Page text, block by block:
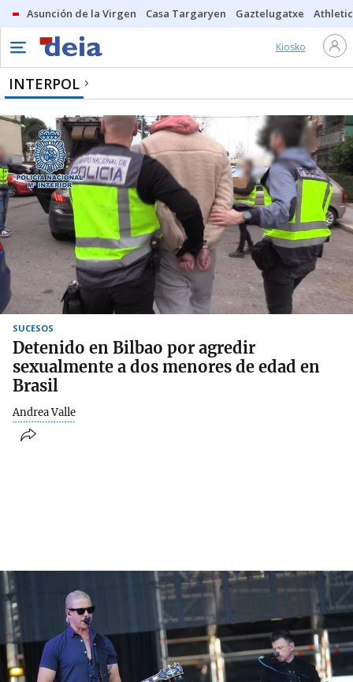
Asunción de la Virgen Casa Targaryen Gaztelugatxe Athletic
Kiosko
INTERPOL
SUCESOS
Detenido en Bilbao por agredir
sexualmente a dos menores de edad en
Brasil
Andrea Valle